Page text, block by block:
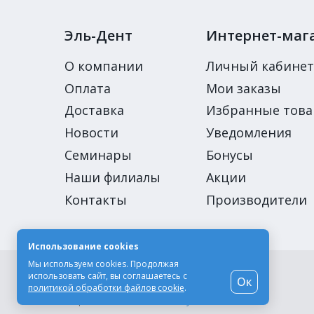
Эль-Дент
О компании
Оплата
Доставка
Новости
Семинары
Наши филиалы
Контакты
Интернет-
Личный кабинет
Мои заказы
Избранные
Уведомления
Бонусы
Акции
Производители
© Компания «Эль-Дент», 2003-2026
Цены на сайте не являются публичной офертой
Использование cookies
Мы используем cookies. Продолжая
использовать сайт, вы соглашаетесь с
политикой обработки файлов cookie. Ок